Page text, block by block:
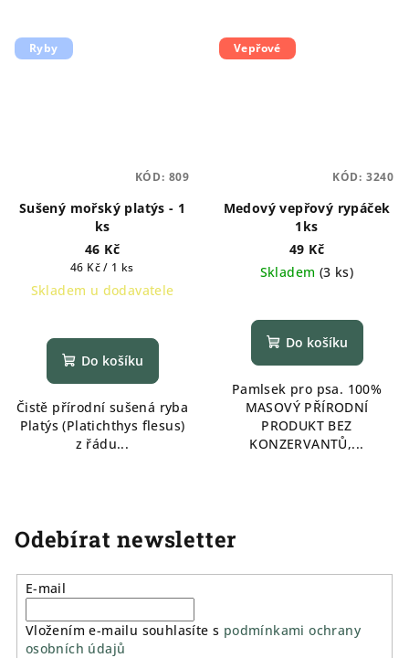
Ryby
Sušený mořský platýs - 1
ks
46 Kč
Měrná
cena:
46 Kč / 1 ks
Skladem u dodavatele
hodnocení
produktu
z
5
hvězdiček.
Do košíku
Čistě přírodní sušená ryba
Platýs (Platichthys flesus)
z řádu...
KÓD: 809
Vepřové
Medový vepřový rypáček
1ks
49 Kč
Skladem (3 ks)
Do košíku
Pamlsek pro psa. 100%
MASOVÝ PŘÍRODNÍ
PRODUKT BEZ
KONZERVANTŮ,...
KÓD: 3240
Odebírat newsletter
E-mail
Vložením e-mailu souhlasíte s podmínkami ochrany
osobních údajů